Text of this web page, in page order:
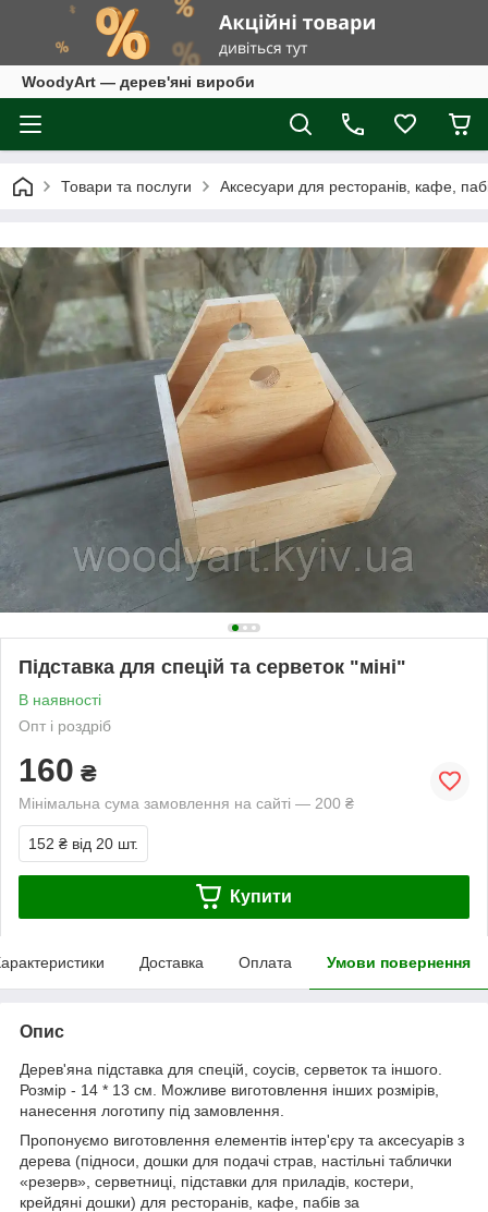
WoodyArt — дерев'яні вироби
Товари та послуги Аксесуари для ресторанів, кафе,
Підставка для спецій та серветок "міні"
В наявності
Опт і роздріб
160 ₴
Мінімальна сума замовлення на сайті — 200 ₴
152 ₴ від 20 шт.
Купити
Доставка Оплата Умови повернення
Опис
Дерев'яна підставка для спецій, соусів, серветок та іншого.
Розмір - 14 * 13 см. Можливе виготовлення інших розмірів,
нанесення логотипу під замовлення.
Пропонуємо виготовлення елементів інтер'єру та аксесуарів з
дерева (підноси, дошки для подачі страв, настільні таблички
«резерв», серветниці, підставки для приладів, костери,
крейдяні дошки) для ресторанів, кафе, пабів за